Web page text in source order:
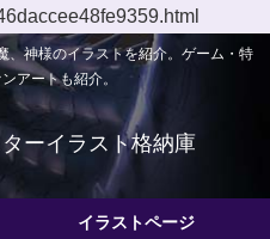
、神様のイラストを紹介。ゲーム・特
アートも紹介。
ーイラスト格納庫
イラストページ